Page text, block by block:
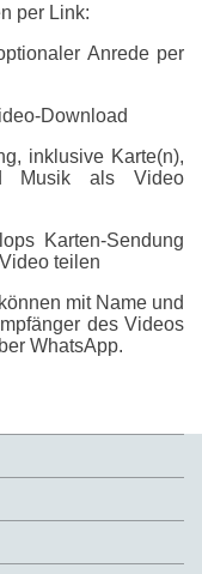
per Link:
Anrede per
Download
inklusive Karte(n),
Musik als Video
Karten-Sendung
teilen
mit Name und
des Videos
WhatsApp.